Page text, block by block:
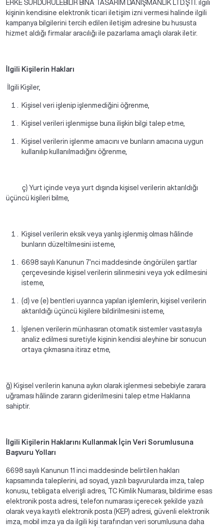
ERKE SÜRDÜRÜLEBİLİR BİNA TASARIM DANIŞMANLIK LTD.ŞTİ. ilgili
kişinin kendisine elektronik ticari iletişim izni vermesi halinde ilgili
kampanya bilgilerini tercih edilen iletişim adresine bu hususta
hizmet aldığı firmalar aracılığı ile pazarlama amaçlı olarak iletir.
İlgili Kişilerin Hakları
İlgili Kişiler,
Kişisel veri işlenip işlenmediğini öğrenme,
Kişisel verileri işlenmişse buna ilişkin bilgi talep etme,
Kişisel verilerin işlenme amacını ve bunların amacına uygun
kullanılıp kullanılmadığını öğrenme,
ç) Yurt içinde veya yurt dışında kişisel verilerin aktarıldığı
üçüncü kişileri bilme,
Kişisel verilerin eksik veya yanlış işlenmiş olması hâlinde
bunların düzeltilmesini isteme,
6698 sayılı Kanunun 7’nci maddesinde öngörülen şartlar
çerçevesinde kişisel verilerin silinmesini veya yok edilmesini
isteme,
(d) ve (e) bentleri uyarınca yapılan işlemlerin, kişisel verilerin
aktarıldığı üçüncü kişilere bildirilmesini isteme,
İşlenen verilerin münhasıran otomatik sistemler vasıtasıyla
analiz edilmesi suretiyle kişinin kendisi aleyhine bir sonucun
ortaya çıkmasına itiraz etme,
ğ) Kişisel verilerin kanuna aykırı olarak işlenmesi sebebiyle zarara
uğraması hâlinde zararın giderilmesini talep etme Haklarına
sahiptir.
İlgili Kişilerin Haklarını Kullanmak İçin Veri Sorumlusuna
Başvuru Yolları
6698 sayılı Kanunun 11 inci maddesinde belirtilen hakları
kapsamında taleplerini, ad soyad, yazılı başvurularda imza, talep
konusu, tebligata elverişli adres, TC Kimlik Numarası, bildirime esas
elektronik posta adresi, telefon numarası içerecek şekilde yazılı
olarak veya kayıtlı elektronik posta (KEP) adresi, güvenli elektronik
imza, mobil imza ya da ilgili kişi tarafından veri sorumlusuna daha